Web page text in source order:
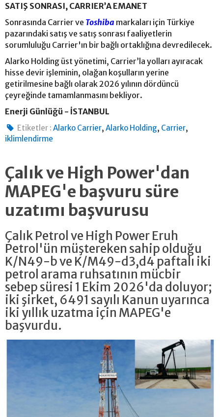
SATIŞ SONRASI, CARRIER’A EMANET
Sonrasında Carrier ve Toshiba markaları için Türkiye
pazarındaki satış ve satış sonrası faaliyetlerin
sorumluluğu Carrier'ın bir bağlı ortaklığına devredilecek.
Alarko Holding üst yönetimi, Carrier’la yolları ayıracak
hisse devir işleminin, olağan koşulların yerine
getirilmesine bağlı olarak 2026 yılının dördüncü
çeyreğinde tamamlanmasını bekliyor.
Enerji Günlüğü - İSTANBUL
Etiketler : Alarko Carrier,Alarko Holding, Carrier,
iklimlendirme
Çalık ve High Power'dan
MAPEG'e başvuru süre
uzatımı başvurusu
Çalık Petrol ve High Power Eruh
Petrol'ün müştereken sahip olduğu
K/N49-b ve K/M49-d3,d4 paftalı iki
petrol arama ruhsatının mücbir
sebep süresi 1 Ekim 2026'da doluyor;
iki şirket, 6491 sayılı Kanun uyarınca
iki yıllık uzatma için MAPEG'e
başvurdu.